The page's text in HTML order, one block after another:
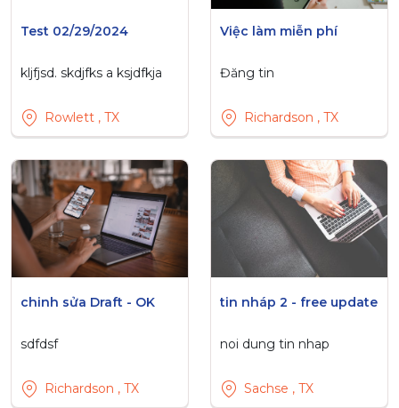
Test 02/29/2024
kljfjsd. skdjfks a ksjdfkja
Rowlett , TX
Việc làm miễn phí
Đăng tin
Richardson , TX
chinh sửa Draft - OK
sdfdsf
Richardson , TX
tin nháp 2 - free update
noi dung tin nhap
Sachse , TX